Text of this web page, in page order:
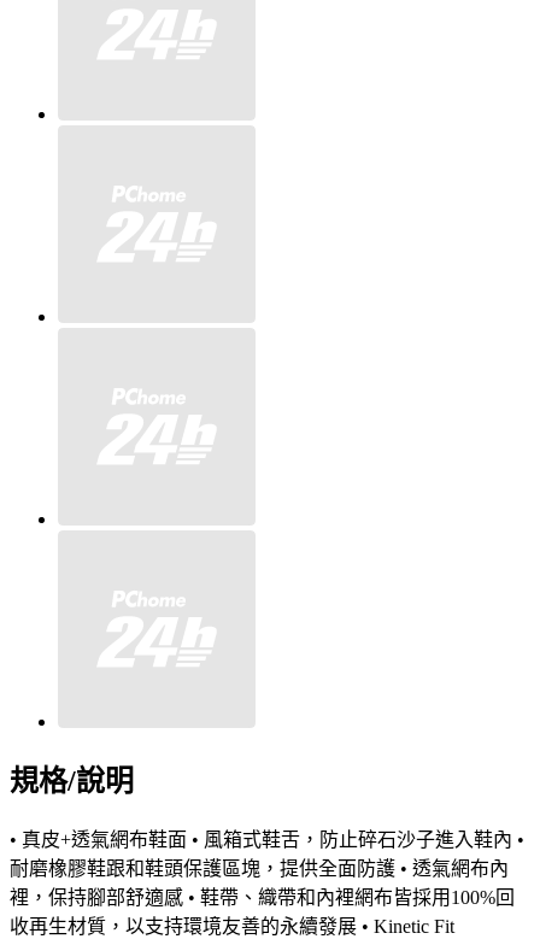
規格/說明
• 真皮+透氣網布鞋面 • 風箱式鞋舌，防止碎石沙子進入鞋內 •
耐磨橡膠鞋跟和鞋頭保護區塊，提供全面防護 • 透氣網布內
裡，保持腳部舒適感 • 鞋帶、織帶和內裡網布皆採用100%回
收再生材質，以支持環境友善的永續發展 • Kinetic Fit